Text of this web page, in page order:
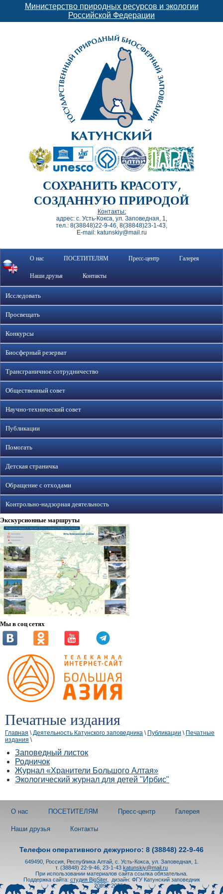
Министерство природных ресурсов и экологии
Российской Федерации
СОХРАНИТЬ КРАСОТУ,
СОЗДАННУЮ ПРИРОДОЙ
Контакты:
адрес: с. Усть-Кокса, ул. Заповедная, 1,
тел.: 8(38848)22-9-46, 8(38848)23-1-43,
E-mail: katunskiy@mail.ru
О нас ПОСЕТИТЕЛЯМ Пресс-центр Галерея
Наши друзья Контакты
Исследовать
Просвещать
Конкурсы
Биосферный резерват
Трансграничное сотрудничество
Общественный совет
Научно-технический совет
Публикации
Помогать
Детская страничка
Обращение с отходами
Контрольно-надзорная деятельность
Экскурсионные маршруты
Мы в соц сетях
Печатные издания
Главная \Деятельность Катунского заповедника \ Публикации \ Печатные
издания \
Заповедный листок
Родничок
Журнал «Хранители Большого Алтая»
Экологический журнал для детей "Ирбис"
О нас ПОСЕТИТЕЛЯМ Пресс-центр Галерея
Наши друзья Контакты
Телефон оперативного дежурного: 8 (38848) 22-9-46
649490, Россия, Республика Алтай, с. Усть-Кокса, ул. Заповедная, 1.
т. (38848) 22-9-46, 23-1-43 katunskiy@mail.ru
При использовании материалов сайта ссылка обязательна.
Поддержка сайта: студия BigSiter,
дизайн: ФГУ Катунский заповедник
2009 - 2026 гг.